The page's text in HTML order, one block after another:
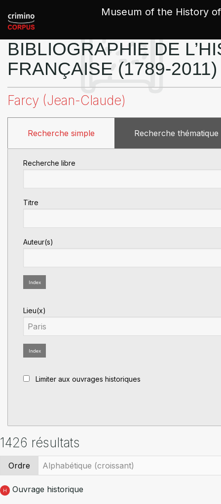
Museum of the History
BIBLIOGRAPHIE DE
FRANÇAISE (1789-2011)
Farcy (Jean-Claude)
Recherche simple Recherche thématique
Recherche libre
Titre
Auteur(s)
Index
Lieu(x)
Index
Limiter aux ouvrages historiques
1426 résultats
Ordre
H Ouvrage historique
Cookies management panel